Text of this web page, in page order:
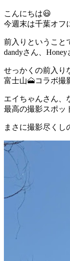
こんにちは😃
今週末は千葉オフ
前入りということ
dandyさん、
せっかくの前入り
富士山🗻コラボ撮
エイちゃんさん、
最高の撮影スポッ
まさに撮影尽くし